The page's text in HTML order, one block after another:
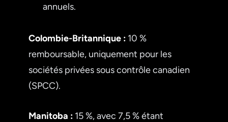
annuels.
Colombie-Britannique : 10 %
remboursable, uniquement pour les
sociétés privées sous contrôle canadien
(SPCC).
Manitoba : 15 %, avec 7,5 % étant